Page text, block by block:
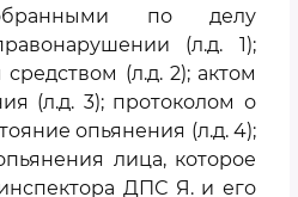
по делу
(л.д. 1);
(л.д. 2); актом
(л.д. 3); протоколом о
опьянения (л.д. 4);
лица, которое
ДПС Я. и его